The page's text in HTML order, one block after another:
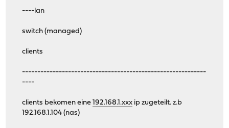
----lan
switch (managed)
clients
------------------------------------------------------------
----
clients bekomen eine192.168.1.xxx ip zugeteilt. z.b
192.168.1.104 (nas)